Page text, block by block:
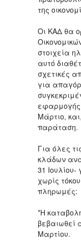
της
Οι ΚΑΔ θα
στοιχεία
αυτό
σχετικές
για
Μάρτιο,
παράταση.
Για όλες
κλάδων
31
χωρίς
πληρωμές:
*Η
βεβαιωθεί
Μαρτίου.